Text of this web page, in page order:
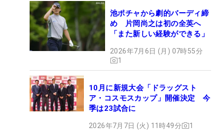
変えて「試合のように、一発勝負で打つ」実戦感覚
の練習量を増やした。
この日は途中からドライバーに違和感が出たが、2
打目以降はオフに取り組んだことを発揮してスコア
をまとめた形になる。「コースがかなり難しいの
で、あすはまず予選通過をして、3日目、4日目でギ
アを上げて上位に食い込めるように頑張りたいで
す」。気の抜けないコースだが、好位置で週末を迎
えるためにもあすのラウンドを大切にする。（文・
池ポチャから劇的バーディ締
め 片岡尚之は初の全英へ
「また新しい経験ができる」
2026年7月6日 (月) 07時55分
1
10月に新規大会「ドラッグスト
ア・コスモスカップ」開催決定 今
季は23試合に
2026年7月7日 (火) 11時49分 1